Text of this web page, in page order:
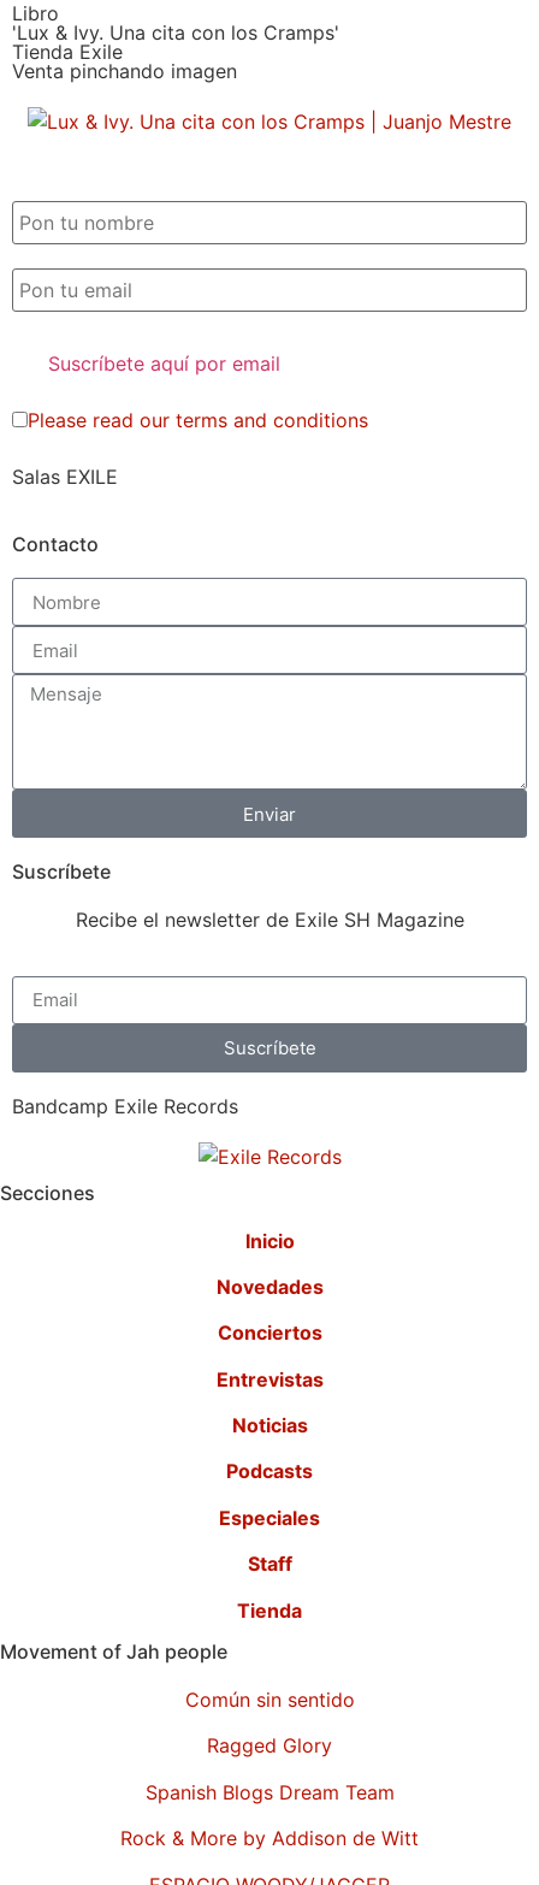
Libro
'Lux & Ivy. Una cita con los Cramps'
Tienda Exile
Venta pinchando imagen
Please read our terms and conditions
Salas EXILE
Contacto
Enviar
Suscríbete
Recibe el newsletter de Exile SH Magazine
Suscríbete
Bandcamp Exile Records
Secciones
Inicio
Novedades
Conciertos
Entrevistas
Noticias
Podcasts
Especiales
Staff
Tienda
Movement of Jah people
Común sin sentido
Ragged Glory
Spanish Blogs Dream Team
Rock & More by Addison de Witt